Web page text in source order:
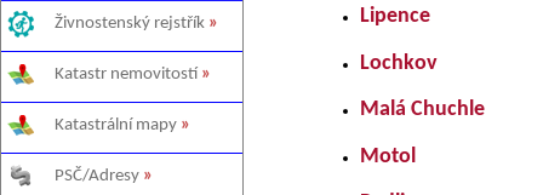
Živnostenský rejstřík »
Katastr nemovitostí »
Katastrální mapy »
PSČ/Adresy »
Lipence
Lochkov
Malá Chuchle
Motol